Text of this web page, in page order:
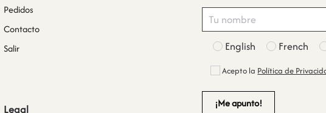
Pedidos
Contacto
Salir
Legal
English French
Acepto la Política de